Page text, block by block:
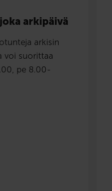
arkipäivä
arkisin
voi suorittaa
pe 8.00-